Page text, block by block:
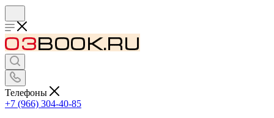
Телефоны
+7 (966) 304-40-85